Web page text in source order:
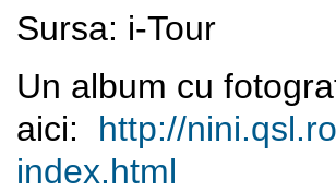
Sursa: i-Tour
Un album cu
aici: http://
index.html